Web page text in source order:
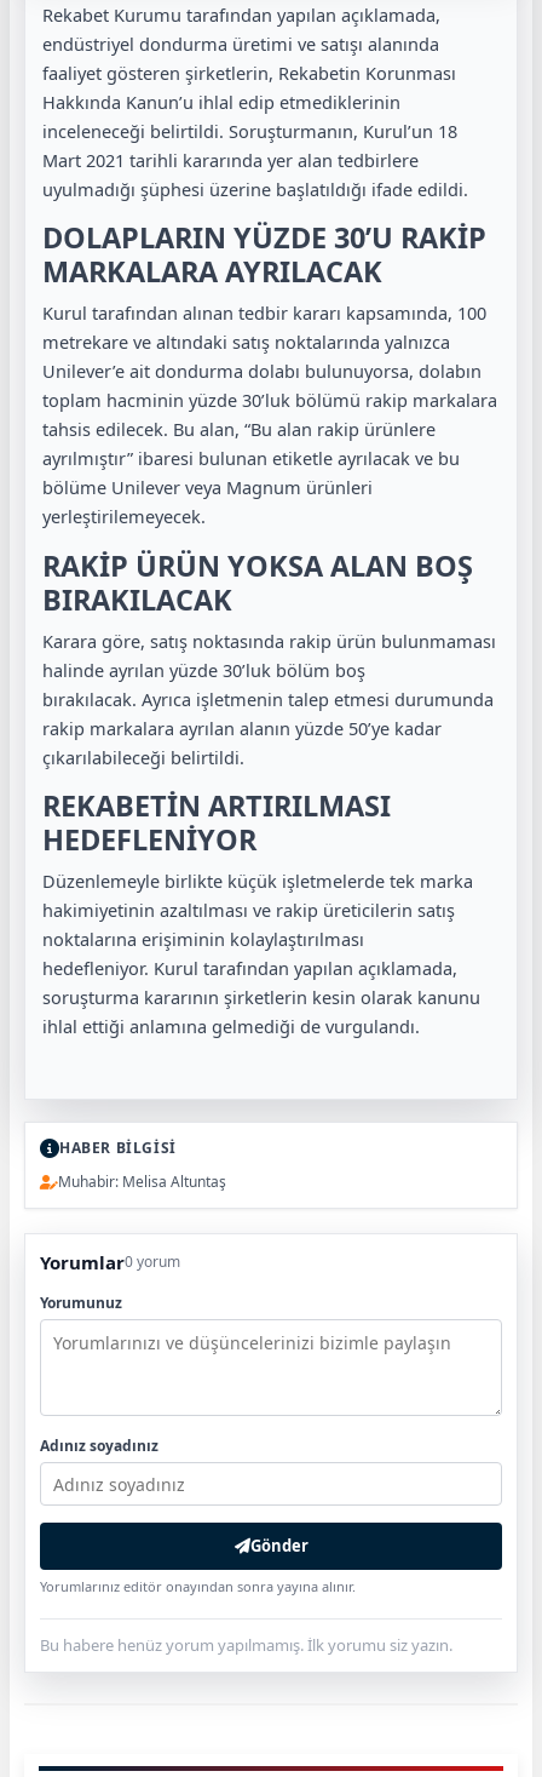
Rekabet Kurumu tarafından yapılan açıklamada,
endüstriyel dondurma üretimi ve satışı alanında
faaliyet gösteren şirketlerin, Rekabetin Korunması
Hakkında Kanun’u ihlal edip etmediklerinin
inceleneceği belirtildi. Soruşturmanın, Kurul’un 18
Mart 2021 tarihli kararında yer alan tedbirlere
uyulmadığı şüphesi üzerine başlatıldığı ifade edildi.
DOLAPLARIN YÜZDE 30’U RAKİP
MARKALARA AYRILACAK
Kurul tarafından alınan tedbir kararı kapsamında, 100
metrekare ve altındaki satış noktalarında yalnızca
Unilever’e ait dondurma dolabı bulunuyorsa, dolabın
toplam hacminin yüzde 30’luk bölümü rakip markalara
tahsis edilecek. Bu alan, “Bu alan rakip ürünlere
ayrılmıştır” ibaresi bulunan etiketle ayrılacak ve bu
bölüme Unilever veya Magnum ürünleri
yerleştirilemeyecek.
RAKİP ÜRÜN YOKSA ALAN BOŞ
BIRAKILACAK
Karara göre, satış noktasında rakip ürün bulunmaması
halinde ayrılan yüzde 30’luk bölüm boş
bırakılacak. Ayrıca işletmenin talep etmesi durumunda
rakip markalara ayrılan alanın yüzde 50’ye kadar
çıkarılabileceği belirtildi.
REKABETİN ARTIRILMASI
HEDEFLENİYOR
Düzenlemeyle birlikte küçük işletmelerde tek marka
hakimiyetinin azaltılması ve rakip üreticilerin satış
noktalarına erişiminin kolaylaştırılması
hedefleniyor. Kurul tarafından yapılan açıklamada,
soruşturma kararının şirketlerin kesin olarak kanunu
ihlal ettiği anlamına gelmediği de vurgulandı.
HABER BİLGİSİ
Muhabir: Melisa Altuntaş
Yorumlar0 yorum
Yorumunuz
Adınız soyadınız
Gönder
Yorumlarınız editör onayından sonra yayına alınır.
Bu habere henüz yorum yapılmamış. İlk yorumu siz yazın.